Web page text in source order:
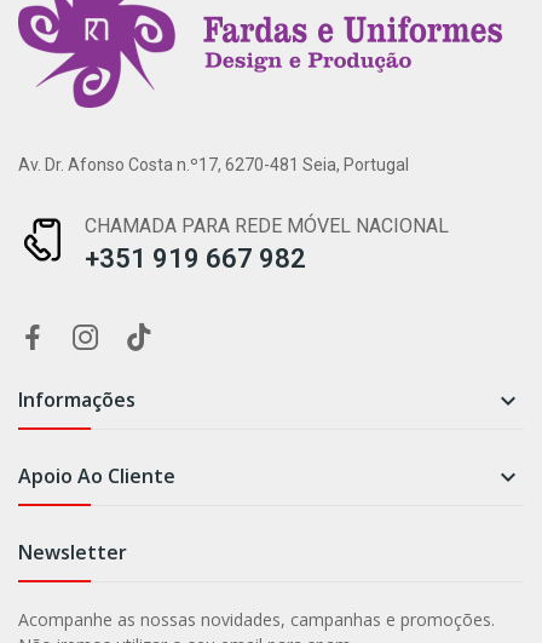
Av. Dr. Afonso Costa n.º17, 6270-481 Seia, Portugal
CHAMADA PARA REDE MÓVEL NACIONAL
+351 919 667 982
Informações 
Apoio Ao Cliente 
Newsletter
Acompanhe as nossas novidades, campanhas e promoções.